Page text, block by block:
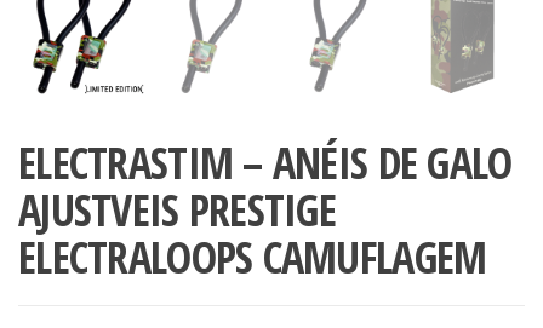
ELECTRASTIM – ANÉIS DE GALO
AJUSTVEIS PRESTIGE
ELECTRALOOPS CAMUFLAGEM